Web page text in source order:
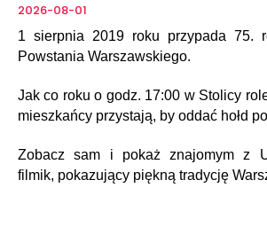
2026-08-01
1 sierpnia 2019 roku przypada 75.
Powstania Warszawskiego.
Jak co roku o godz. 17:00 w Stolicy
mieszkańcy przystają, by oddać hołd
Zobacz sam i pokaż znajomym z
filmik, pokazujący piękną tradycję